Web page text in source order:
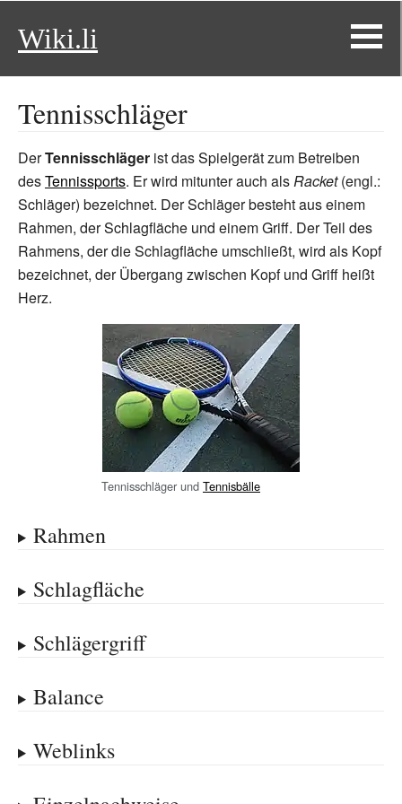
Wiki.li
Tennisschläger
DerTennisschläger ist das Spielgerät zum Betreiben
desTennissports. Er wird mitunter auch alsRacket(engl.:
Schläger) bezeichnet. Der Schläger besteht aus einem
Rahmen, der Schlagfläche und einem Griff. Der Teil des
Rahmens, der die Schlagfläche umschließt, wird als Kopf
bezeichnet, der Übergang zwischen Kopf und Griff heißt
Herz.
Tennisschläger und Tennisbälle
Rahmen
Schlagfläche
Schlägergriff
Balance
Weblinks